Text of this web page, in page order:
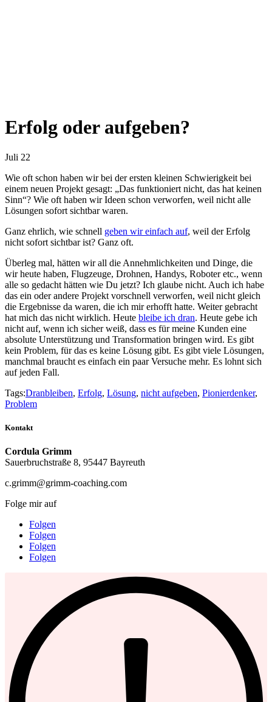
Erfolg oder aufgeben?
Juli 22
Wie oft schon haben wir bei der ersten kleinen Schwierigkeit bei
einem neuen Projekt gesagt: „Das funktioniert nicht, das hat keinen
Sinn“? Wie oft haben wir Ideen schon verworfen, weil nicht alle
Lösungen sofort sichtbar waren.
Ganz ehrlich, wie schnell geben wir einfach auf, weil der Erfolg
nicht sofort sichtbar ist? Ganz oft.
Überleg mal, hätten wir all die Annehmlichkeiten und Dinge, die
wir heute haben, Flugzeuge, Drohnen, Handys, Roboter etc., wenn
alle so gedacht hätten wie Du jetzt? Ich glaube nicht. Auch ich habe
das ein oder andere Projekt vorschnell verworfen, weil nicht gleich
die Ergebnisse da waren, die ich mir erhofft hatte. Weiter gebracht
hat mich das nicht wirklich. Heute bleibe ich dran. Heute gebe ich
nicht auf, wenn ich sicher weiß, dass es für meine Kunden eine
absolute Unterstützung und Transformation bringen wird. Es gibt
kein Problem, für das es keine Lösung gibt. Es gibt viele Lösungen,
manchmal braucht es einfach ein paar Versuche mehr. Es lohnt sich
auf jeden Fall.
Tags:Dranbleiben, Erfolg, Lösung, nicht aufgeben, Pionierdenker,
Problem
Kontakt
Cordula Grimm
Sauerbruchstraße 8, 95447 Bayreuth
c.grimm@grimm-coaching.com
Folge mir auf
Folgen
Folgen
Folgen
Folgen